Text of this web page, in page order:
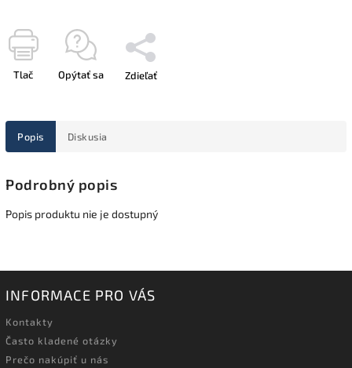
Tlač Opýtať sa Zdieľať
Popis Diskusia
Podrobný popis
Popis produktu nie je dostupný
INFORMACE PRO VÁS
Kontakty
Často kladené otázky
Prečo nakúpiť u nás